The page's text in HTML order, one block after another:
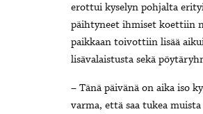
erottui kyselyn pohjalta
päihtyneet ihmiset koettiin
paikkaan toivottiin lisää
lisävalaistusta sekä
– Tänä päivänä on aika iso
varma, että saa tukea